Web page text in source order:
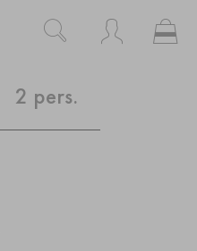
Rechercher
2 pers.